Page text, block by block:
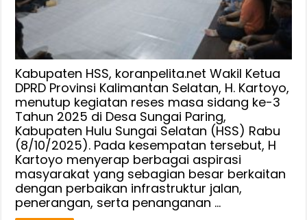
Warga
Sungai
Paring
Di
Penghujung
Reses
H.
Kartoyo,
Semua
Masukan
Akan
Kami
Kabupaten HSS, koranpelita.net Wakil Ketua
DPRD Provinsi Kalimantan Selatan, H. Kartoyo,
menutup kegiatan reses masa sidang ke-3
Tahun 2025 di Desa Sungai Paring,
Kabupaten Hulu Sungai Selatan (HSS) Rabu
(8/10/2025). Pada kesempatan tersebut, H
Kartoyo menyerap berbagai aspirasi
masyarakat yang sebagian besar berkaitan
dengan perbaikan infrastruktur jalan,
penerangan, serta penanganan …